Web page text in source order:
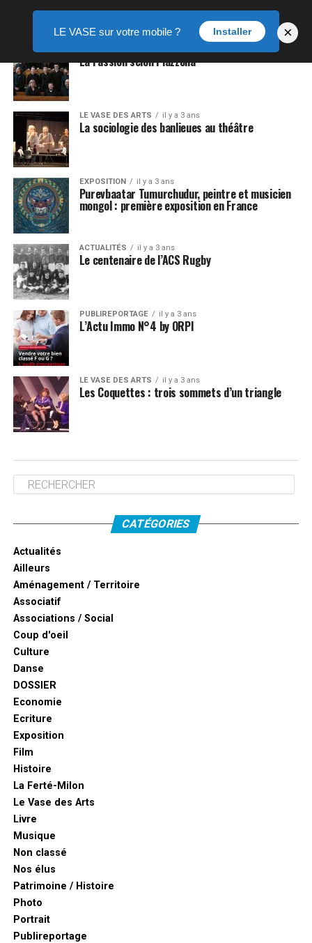
La Passion selon Piazzolla
LE VASE DES ARTS il y a 3 ans
La sociologie des banlieues au théâtre
EXPOSITION il y a 3 ans
Purevbaatar Tumurchudur, peintre et musicien
mongol : première exposition en France
ACTUALITÉS il y a 3 ans
Le centenaire de l’ACS Rugby
PUBLIREPORTAGE il y a 3 ans
L’Actu Immo N°4 by ORPI
LE VASE DES ARTS il y a 3 ans
Les Coquettes : trois sommets d’un triangle
CATÉGORIES
Actualités
Ailleurs
Aménagement / Territoire
Associatif
Associations / Social
Coup d'oeil
Culture
Danse
DOSSIER
Economie
Ecriture
Exposition
Film
Histoire
La Ferté-Milon
Le Vase des Arts
Livre
Musique
Non classé
Nos élus
Patrimoine / Histoire
Photo
Portrait
Publireportage
LE VASE sur votre mobile ? Installer ×